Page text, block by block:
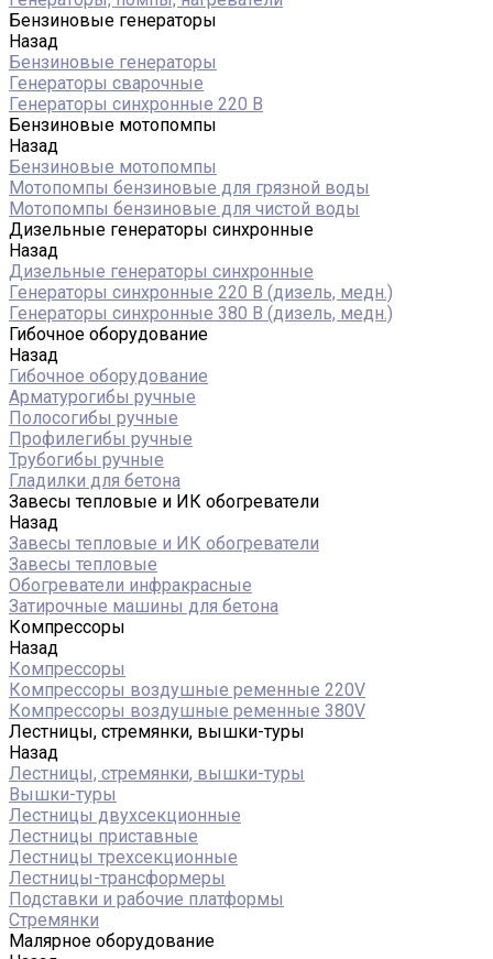
Бензиновые генераторы
Назад
Бензиновые генераторы
Генераторы сварочные
Генераторы синхронные 220 В
Бензиновые мотопомпы
Назад
Бензиновые мотопомпы
Мотопомпы бензиновые для грязной воды
Мотопомпы бензиновые для чистой воды
Дизельные генераторы синхронные
Назад
Дизельные генераторы синхронные
Генераторы синхронные 220 В (дизель, медн.)
Генераторы синхронные 380 В (дизель, медн.)
Гибочное оборудование
Назад
Гибочное оборудование
Арматурогибы ручные
Полосогибы ручные
Профилегибы ручные
Трубогибы ручные
Гладилки для бетона
Завесы тепловые и ИК обогреватели
Назад
Завесы тепловые и ИК обогреватели
Завесы тепловые
Обогреватели инфракрасные
Затирочные машины для бетона
Компрессоры
Назад
Компрессоры
Компрессоры воздушные ременные 220V
Компрессоры воздушные ременные 380V
Лестницы, стремянки, вышки-туры
Назад
Лестницы, стремянки, вышки-туры
Вышки-туры
Лестницы двухсекционные
Лестницы приставные
Лестницы трехсекционные
Лестницы-трансформеры
Подставки и рабочие платформы
Стремянки
Малярное оборудование